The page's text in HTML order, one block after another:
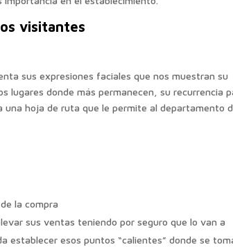
visitantes
sus expresiones faciales que nos muestran su
lugares donde más permanecen, su recurrencia
hoja de ruta que le permite al departamento
la compra
sus ventas teniendo por seguro que lo van a
establecer esos puntos “calientes” donde se